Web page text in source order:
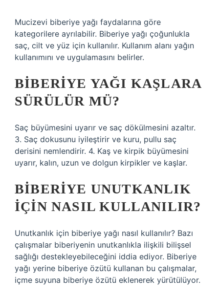
Mucizevi biberiye yağı faydalarına göre
kategorilere ayrılabilir. Biberiye yağı çoğunlukla
saç, cilt ve yüz için kullanılır. Kullanım alanı yağın
kullanımını ve uygulamasını belirler.
BIBERIYE YAĞI KAŞLARA
SÜRÜLÜR MÜ?
Saç büyümesini uyarır ve saç dökülmesini azaltır.
3. Saç dokusunu iyileştirir ve kuru, pullu saç
derisini nemlendirir. 4. Kaş ve kirpik büyümesini
uyarır, kalın, uzun ve dolgun kirpikler ve kaşlar.
BIBERIYE UNUTKANLIK
IÇIN NASIL KULLANILIR?
Unutkanlık için biberiye yağı nasıl kullanılır? Bazı
çalışmalar biberiyenin unutkanlıkla ilişkili bilişsel
sağlığı destekleyebileceğini iddia ediyor. Biberiye
yağı yerine biberiye özütü kullanan bu çalışmalar,
içme suyuna biberiye özütü eklenerek yürütülüyor.